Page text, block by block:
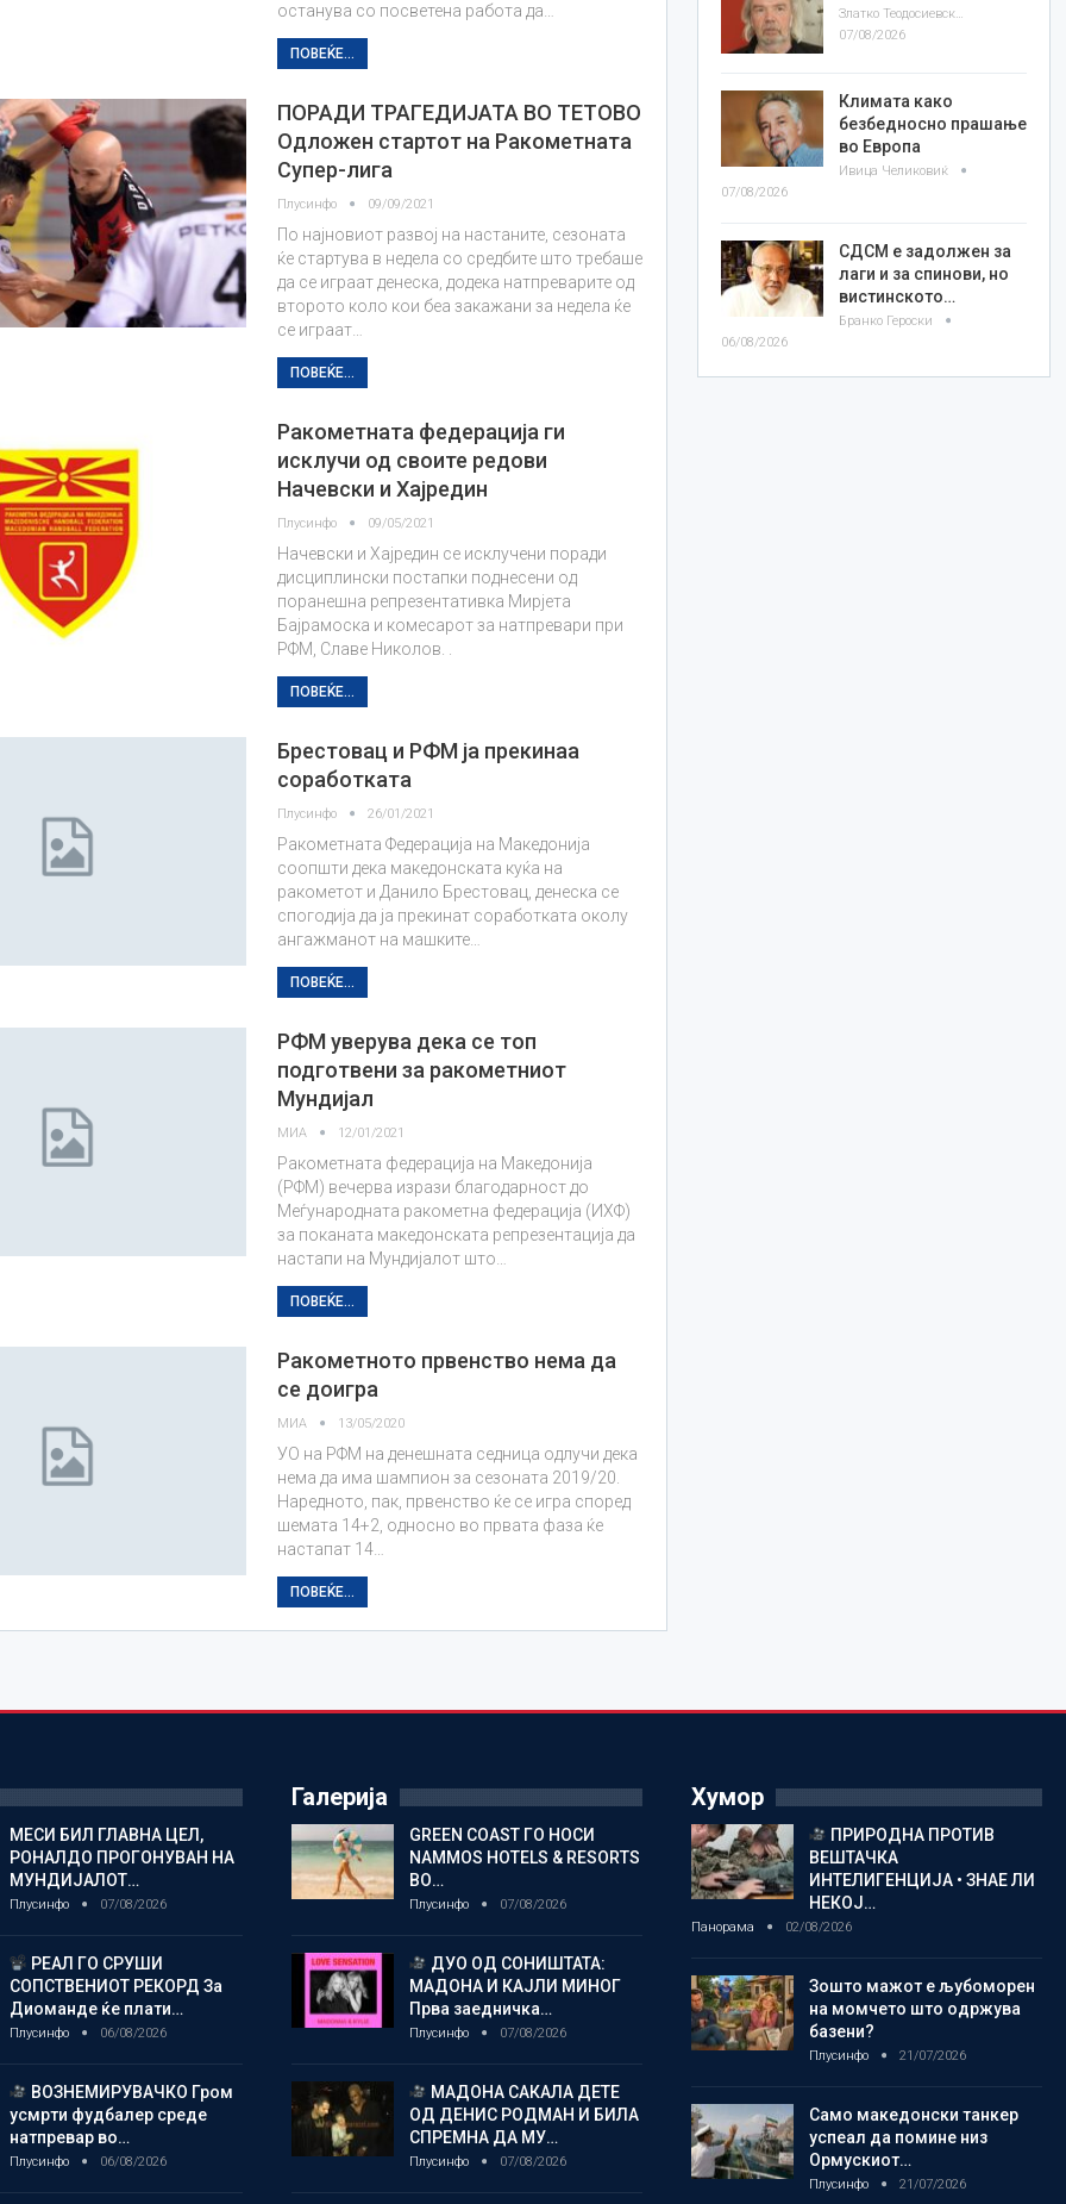
останува со посветена работа да…
ПОВЕЌЕ...
ПОРАДИ ТРАГЕДИЈАТА ВО ТЕТОВО
Одложен стартот на Ракометната
Супер-лига
Плусинфо 09/09/2021
По најновиот развој на настаните, сезоната
ќе стартува в недела со средбите што требаше
да се играат денеска, додека натпреварите од
второто коло кои беа закажани за недела ќе
се играат…
ПОВЕЌЕ...
Ракометната федерација ги
исклучи од своите редови
Начевски и Хајредин
Плусинфо 09/05/2021
Начевски и Хајредин се исклучени поради
дисциплински постапки поднесени од
поранешна репрезентативка Мирјета
Бајрамоска и комесарот за натпревари при
РФМ, Славе Николов. .
ПОВЕЌЕ...
Брестовац и РФМ ја прекинаа
соработката
Плусинфо 26/01/2021
Ракометната Федерација на Македонија
соопшти дека македонската куќа на
ракометот и Данило Брестовац, денеска се
спогодија да ја прекинат соработката околу
ангажманот на машките…
ПОВЕЌЕ...
РФМ уверува дека се топ
подготвени за ракометниот
Мундијал
МИА 12/01/2021
Ракометната федерација на Македонија
(РФМ) вечерва изрази благодарност до
Меѓународната ракометна федерација (ИХФ)
за поканата македонската репрезентација да
настапи на Мундијалот што…
ПОВЕЌЕ...
Ракометното првенство нема да
се доигра
МИА 13/05/2020
УО на РФМ на денешната седница одлучи дека
нема да има шампион за сезоната 2019/20.
Наредното, пак, првенство ќе се игра според
шемата 14+2, односно во првата фаза ќе
настапат 14…
ПОВЕЌЕ...
Златко Теодосиевски
07/08/2026
Климата како
безбедносно прашање
во Европа
Ивица Челиковиќ
07/08/2026
СДСМ е задолжен за
лаги и за спинови, но
вистинското…
Бранко Героски
06/08/2026
МЕСИ БИЛ ГЛАВНА ЦЕЛ,
РОНАЛДО ПРОГОНУВАН НА
МУНДИЈАЛОТ…
Плусинфо 07/08/2026
РЕАЛ ГО СРУШИ
СОПСТВЕНИОТ РЕКОРД За
Диоманде ќе плати…
Плусинфо 06/08/2026
ВОЗНЕМИРУВАЧКО Гром
усмрти фудбалер среде
натпревар во…
Плусинфо 06/08/2026
Галерија
GREEN COAST ГО НОСИ
NAMMOS HOTELS & RESORTS
ВО…
Плусинфо 07/08/2026
ДУО ОД СОНИШТАТА:
МАДОНА И КАЈЛИ МИНОГ
Прва заедничка…
Плусинфо 07/08/2026
МАДОНА САКАЛА ДЕТЕ
ОД ДЕНИС РОДМАН И БИЛА
СПРЕМНА ДА МУ…
Плусинфо 07/08/2026
Хумор
ПРИРОДНА ПРОТИВ
ВЕШТАЧКА
ИНТЕЛИГЕНЦИЈА • ЗНАЕ ЛИ
НЕКОЈ…
Панорама 02/08/2026
Зошто мажот е љубоморен
на момчето што одржува
базени?
Плусинфо 21/07/2026
Само македонски танкер
успеал да помине низ
Ормускиот…
Плусинфо 21/07/2026